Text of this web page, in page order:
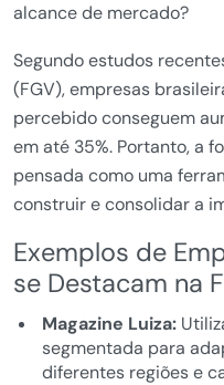
alcance de mercado?
Segundo estudos
(FGV), empresas
percebido conseguem
em até 35%. Portanto, a
pensada como uma
construir e consolidar a
Exemplos de
se Destacam na
Magazine Luiza:
segmentada para
diferentes regiões e